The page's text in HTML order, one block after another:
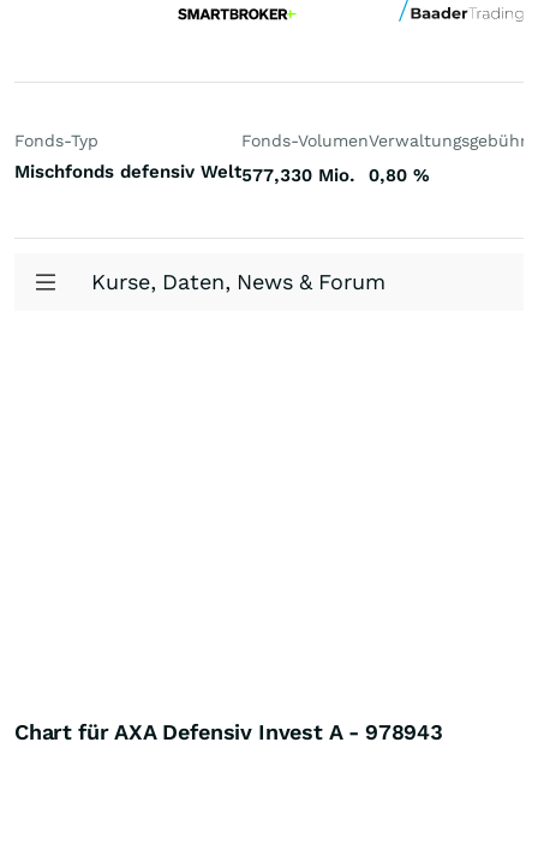
Fonds-Typ
Mischfonds defensiv Welt
Fonds-Volumen
577,330 Mio.
Verwaltungsgebühr
0,80 %
Kurse, Daten, News & Forum
Chart für AXA Defensiv Invest A - 978943